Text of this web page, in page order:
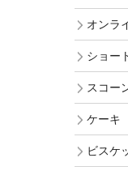
ショートブレッド
ビスケット・ファッジ
ギフトボックス
トミ
The
オンラ
ショー
スコー
ケーキ
ビスケ